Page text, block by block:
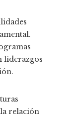
liderazgos
relación